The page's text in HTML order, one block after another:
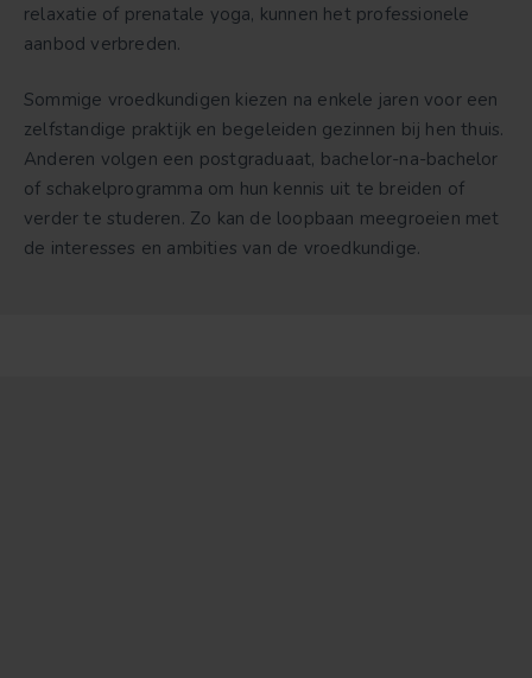
relaxatie of prenatale yoga, kunnen het professionele
aanbod verbreden.
Sommige vroedkundigen kiezen na enkele jaren voor een
zelfstandige praktijk en begeleiden gezinnen bij hen thuis.
Anderen volgen een postgraduaat, bachelor-na-bachelor
of schakelprogramma om hun kennis uit te breiden of
verder te studeren. Zo kan de loopbaan meegroeien met
de interesses en ambities van de vroedkundige.